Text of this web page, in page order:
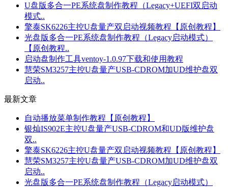
U盘版多合一PE系统盘制作教程（Legacy+UEFI双启动
模式..
擎泰SK6226主控U盘量产双启动视频教程【原创教程】
光盘版多合一PE系统盘制作教程（Legacy启动模式）
【原创教程..
启动盘制作工具ventoy-1.0.97下载和使用教程
慧荣SM3257主控U盘量产USB-CDROM加UD维护盘双
启动..
最新文章
自动播放菜单制作教程【原创教程】
银灿IS902E主控U盘量产USB-CDROM和UD版维护盘
双..
擎泰SK6226主控U盘量产双启动视频教程【原创教程】
慧荣SM3257主控U盘量产USB-CDROM加UD维护盘双
启动..
光盘版多合一PE系统盘制作教程（Legacy启动模式）